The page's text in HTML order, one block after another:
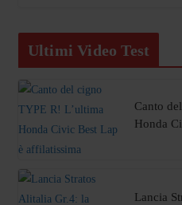
Ultimi Video Test
Canto
Honda
Lancia